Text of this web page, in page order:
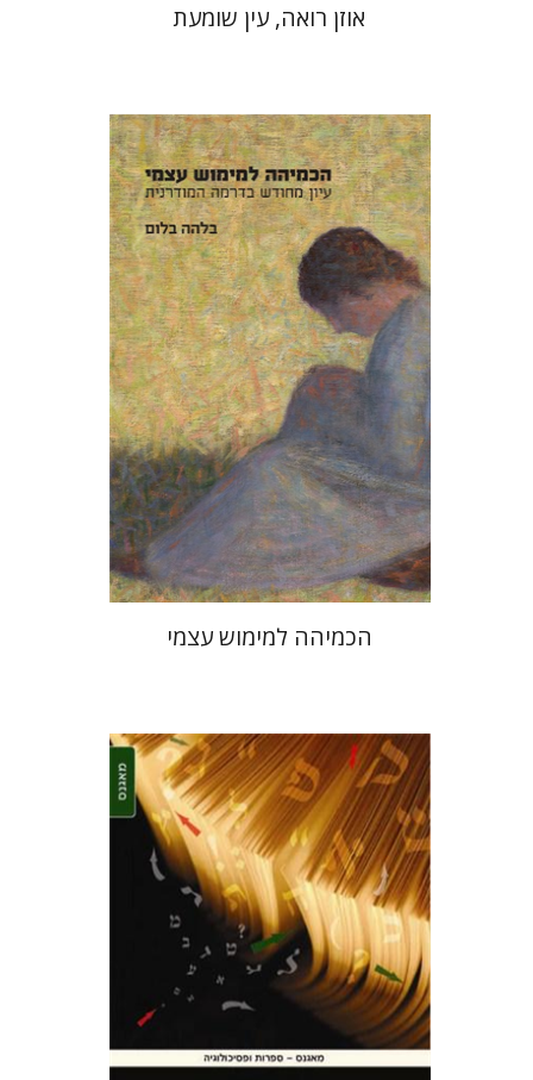
אוזן רואה, עין שומעת
בלהה בלום
הנחת אתר ספר מודפס
$34
$31
הכמיהה למימוש עצמי
מסעוד חמדאן